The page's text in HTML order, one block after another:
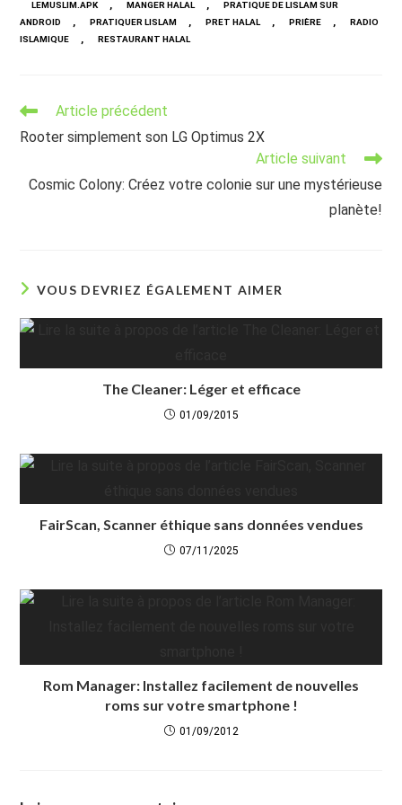
LEMUSLIM.APK , MANGER HALAL ,
PRATIQUE DE LISLAM SUR
ANDROID
, PRATIQUER LISLAM , PRET HALAL , PRIÈRE ,
RADIO
ISLAMIQUE
, RESTAURANT HALAL
Read
articles
Article précédent
Rooter simplement son LG Optimus 2X
Article suivant
Cosmic Colony: Créez votre colonie sur une mystérieuse
planète!
VOUS DEVRIEZ ÉGALEMENT AIMER
The Cleaner: Léger et efficace
01/09/2015
FairScan, Scanner éthique sans données vendues
07/11/2025
Rom Manager: Installez facilement de nouvelles
roms sur votre smartphone !
01/09/2012